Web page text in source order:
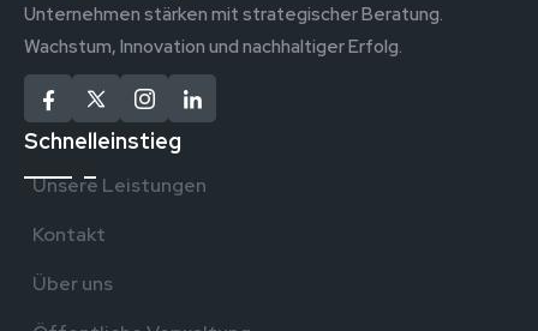
Unternehmen stärken mit strategischer Beratung.
Wachstum, Innovation und nachhaltiger Erfolg.
Schnelleinstieg
Unsere Leistungen
Kontakt
Über uns